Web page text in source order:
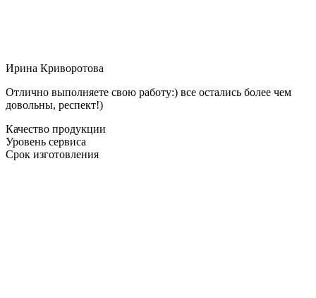
Ирина Криворотова
Отлично выполняете свою работу:) все остались более чем
довольны, респект!)
Качество продукции
Уровень сервиса
Срок изготовления